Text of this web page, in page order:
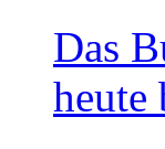
Das
heute